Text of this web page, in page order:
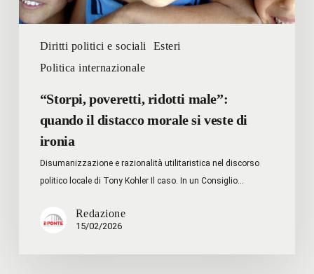
Diritti politici e sociali
Esteri
Politica internazionale
veste
di
“Storpi, poveretti, ridotti male”:
quando il distacco morale si veste di
ironia
Disumanizzazione e razionalità utilitaristica nel discorso
politico locale di Tony Kohler Il caso. In un Consiglio…
Redazione
15/02/2026